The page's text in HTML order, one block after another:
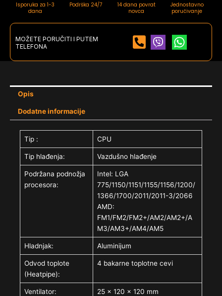
Isporuka za 1-3
dana
Podrška 24/7
14 dana povrat
novca
Jednostavno
poručivanje
MOŽETE PORUČITI I PUTEM
TELEFONA
Opis
Dodatne informacije
Tip : CPU
Tip hlađenja: Vazdušno hlađenje
Podržana podnožja
procesora:
Intel: LGA
775/1150/1151/1155/1156/1200/
1366/1700/2011/2011-3/2066
AMD:
FM1/FM2/FM2+/AM2/AM2+/A
M3/AM3+/AM4/AM5
Hladnjak: Aluminijum
Odvod toplote
(Heatpipe):
4 bakarne toplotne cevi
Ventilator: 25 x 120 x 120 mm